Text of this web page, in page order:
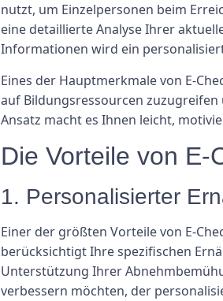
nutzt, um Einzelpersonen beim
eine detaillierte Analyse Ihrer
Informationen wird ein
Eines der Hauptmerkmale von E-
auf Bildungsressourcen
Ansatz macht es Ihnen leicht,
Die Vorteile von E-
1. Personalisierter
Einer der größten Vorteile von E-
berücksichtigt Ihre spezifischen
Unterstützung Ihrer
verbessern möchten, der